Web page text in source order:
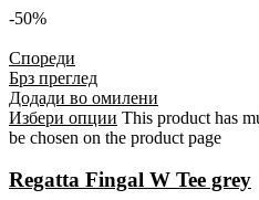
-50%
Спореди
Брз преглед
Додади во омилени
Избери опции This product has
be chosen on the product page
Regatta Fingal W Tee grey